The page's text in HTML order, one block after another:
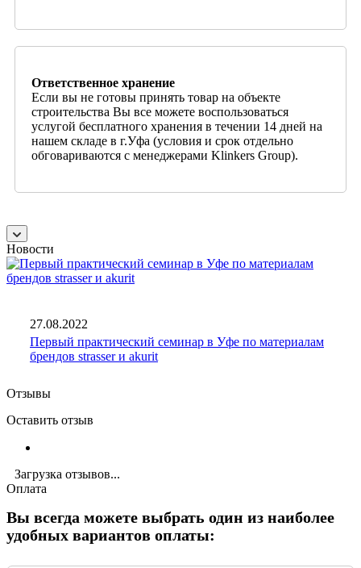
Ответственное хранение
Если вы не готовы принять товар на объекте
строительства Вы все можете воспользоваться
услугой бесплатного хранения в течении 14 дней на
нашем складе в г.Уфа (условия и срок отдельно
обговариваются с менеджерами Klinkers Group).
Новости
27.08.2022
Первый практический семинар в Уфе по материалам
брендов strasser и akurit
Отзывы
Оставить отзыв
Загрузка отзывов...
Оплата
Вы всегда можете выбрать один из наиболее
удобных вариантов оплаты: